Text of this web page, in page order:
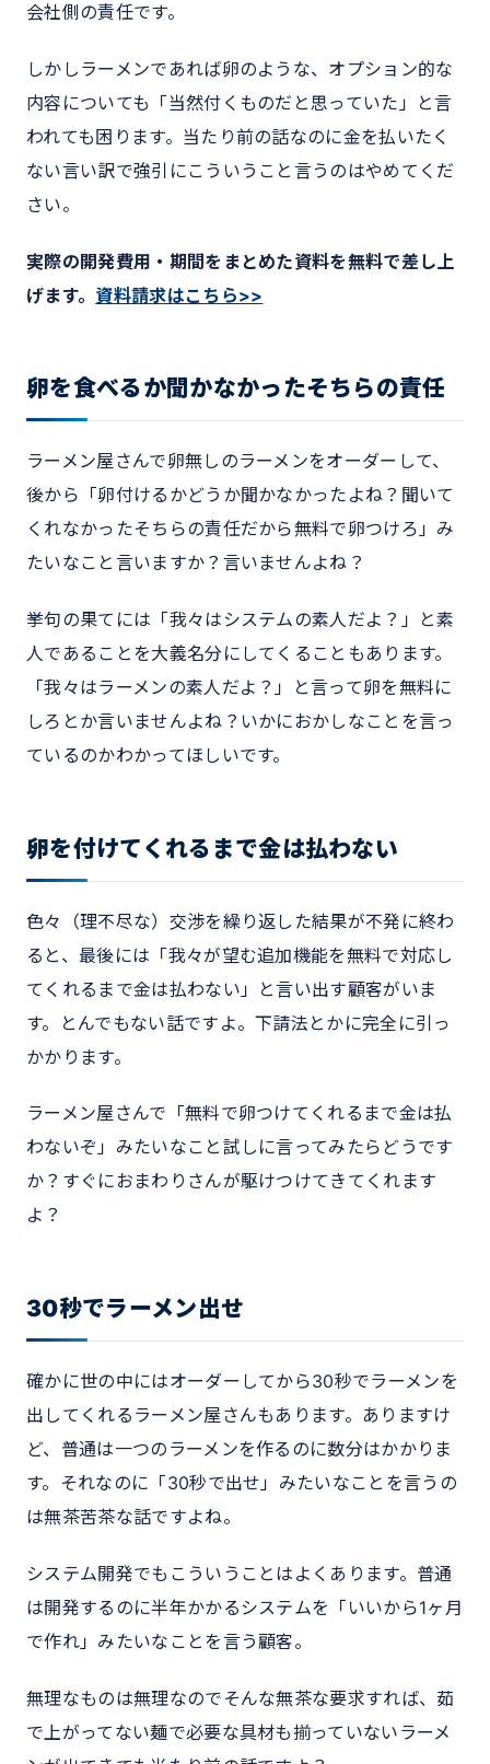
会社側の責任です。
しかしラーメンであれば卵のような、オプション的な
内容についても「当然付くものだと思っていた」と言
われても困ります。当たり前の話なのに金を払いたく
ない言い訳で強引にこういうこと言うのはやめてくだ
さい。
実際の開発費用・期間をまとめた資料を無料で差し上
げます。 資料請求はこちら>>
卵を食べるか聞かなかったそちらの責任
ラーメン屋さんで卵無しのラーメンをオーダーして、
後から「卵付けるかどうか聞かなかったよね？聞いて
くれなかったそちらの責任だから無料で卵つけろ」み
たいなこと言いますか？言いませんよね？
挙句の果てには「我々はシステムの素人だよ？」と素
人であることを大義名分にしてくることもあります。
「我々はラーメンの素人だよ？」と言って卵を無料に
しろとか言いませんよね？いかにおかしなことを言っ
ているのかわかってほしいです。
卵を付けてくれるまで金は払わない
色々（理不尽な）交渉を繰り返した結果が不発に終わ
ると、最後には「我々が望む追加機能を無料で対応し
てくれるまで金は払わない」と言い出す顧客がいま
す。とんでもない話ですよ。下請法とかに完全に引っ
かかります。
ラーメン屋さんで「無料で卵つけてくれるまで金は払
わないぞ」みたいなこと試しに言ってみたらどうです
か？すぐにおまわりさんが駆けつけてきてくれます
よ？
30秒でラーメン出せ
確かに世の中にはオーダーしてから30秒でラーメンを
出してくれるラーメン屋さんもあります。ありますけ
ど、普通は一つのラーメンを作るのに数分はかかりま
す。それなのに「30秒で出せ」みたいなことを言うの
は無茶苦茶な話ですよね。
システム開発でもこういうことはよくあります。普通
は開発するのに半年かかるシステムを「いいから1ヶ月
で作れ」みたいなことを言う顧客。
無理なものは無理なのでそんな無茶な要求すれば、茹
で上がってない麺で必要な具材も揃っていないラーメ